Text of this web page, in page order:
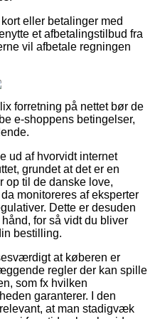
eller betalinger med
et afbetalingstilbud fra
vil afbetale regningen
forretning på nettet bør de
e-shoppens betingelser,
ud af hvorvidt internet
grundet at det er en
op til de danske love,
monitoreres af eksperter
Dette er desuden
for så vidt du bliver
bestilling.
at køberen er
regler der kan spille
som fx hvilken
garanterer. I den
at man stadigvæk